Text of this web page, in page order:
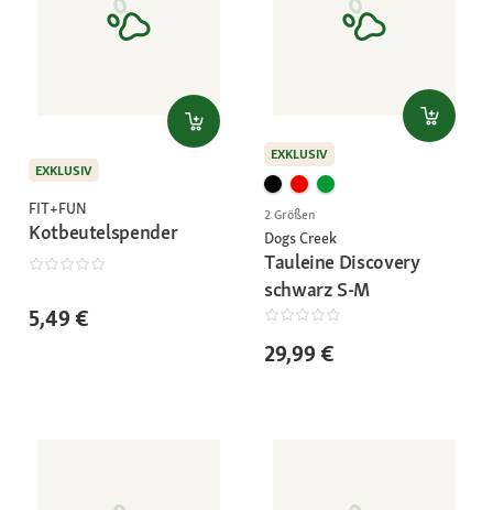
EXKLUSIV
FIT+FUN
Kotbeutelspender
5,49 €
EXKLUSIV
2 Größen
Dogs Creek
Tauleine Discovery
schwarz S-M
29,99 €